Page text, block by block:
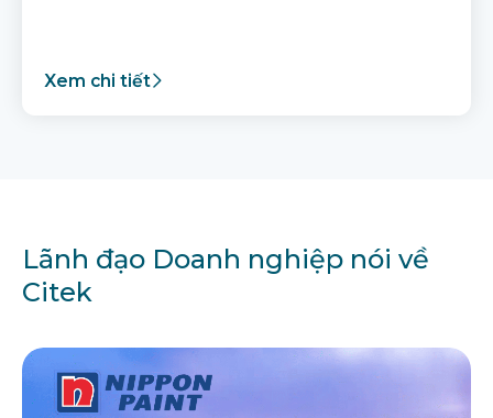
Xem chi tiết
Lãnh đạo Doanh nghiệp nói về
Citek